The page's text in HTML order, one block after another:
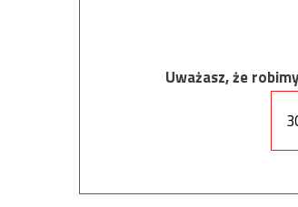
Uważasz, że